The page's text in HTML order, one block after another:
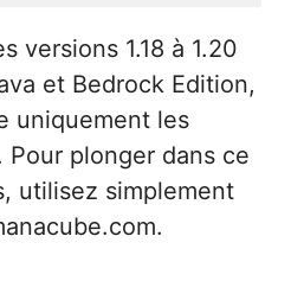
versions 1.18 à 1.20
et Bedrock Edition,
uniquement les
plonger dans ce
utilisez simplement